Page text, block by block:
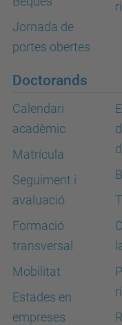
Jornada de
portes obertes
Doctorands
Calendari
acadèmic
Matrícula
Seguiment i
avaluació
Formació
transversal
Mobilitat
Estades en
empreses